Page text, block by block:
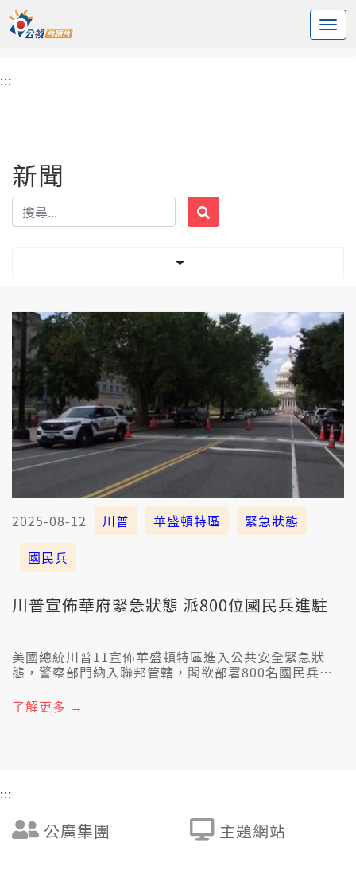
中央內容區塊
頭頁
:::
新聞
2025-08-12 川普 華盛頓特區
緊急狀態
國民兵
川普宣佈華府緊急狀態 派800位國民兵進駐
美國總統川普11宣佈華盛頓特區進入公共安全緊急狀
態，警察部門納入聯邦管轄，閣欲部署800名國民兵維
使人不安。
了解更多 →
:::
公廣集團 主題網站